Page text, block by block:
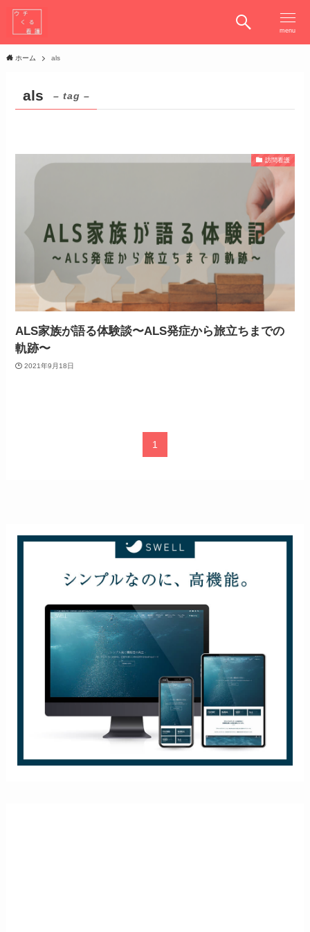
menu
ホーム als
als – tag –
訪問看護
ALS家族が語る体験談〜ALS発症から旅立ちまでの
軌跡〜
2021年9月18日
1